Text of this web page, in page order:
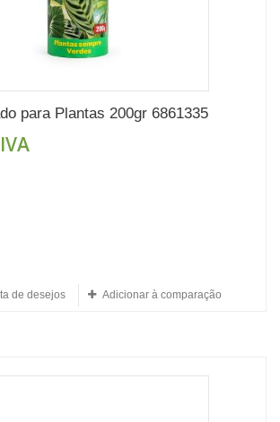
para Plantas 200gr 6861335
de desejos Adicionar à comparação